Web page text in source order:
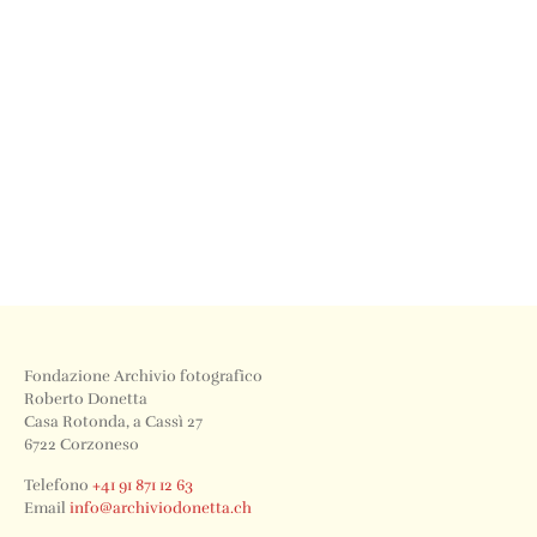
Fondazione Archivio fotografico
Roberto Donetta
Casa Rotonda, a Cassì 27
6722 Corzoneso
Telefono +41 91 871 12 63
Email info@archiviodonetta.ch